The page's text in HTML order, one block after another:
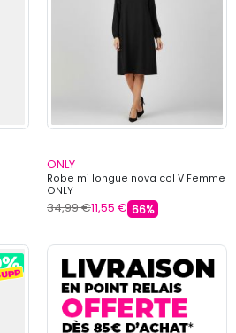
ONLY
Robe mi longue nova col V Femme
ONLY
34,99 €11,55 € 66%